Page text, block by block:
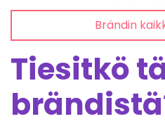
Brändin
Tiesitkö